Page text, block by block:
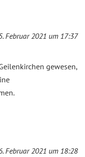
Februar 2021 um 17:37
gewesen,
Februar 2021 um 18:28